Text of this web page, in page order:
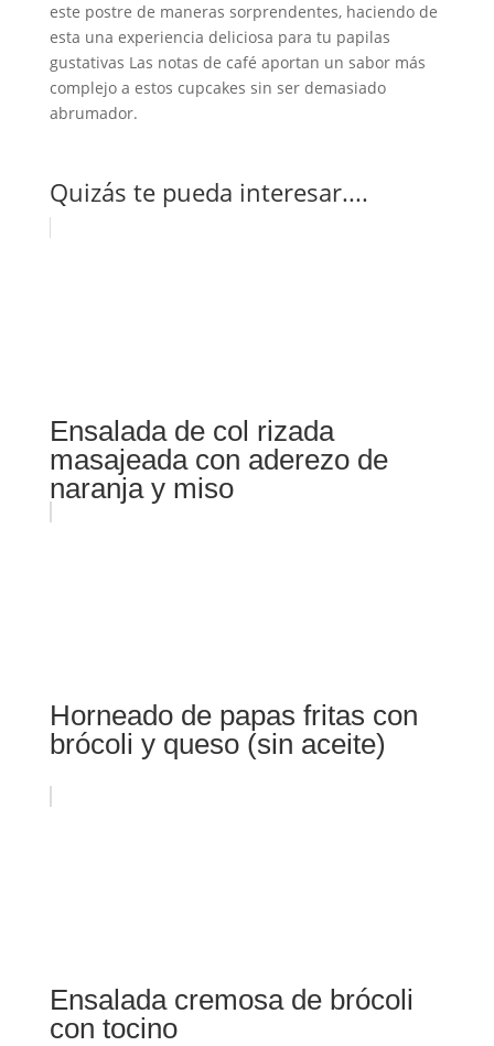
este postre de maneras sorprendentes, haciendo de
esta una experiencia deliciosa para tu papilas
gustativas Las notas de café aportan un sabor más
complejo a estos cupcakes sin ser demasiado
abrumador.
Quizás te pueda interesar....
Ensalada de col rizada
masajeada con aderezo de
naranja y miso
Horneado de papas fritas con
brócoli y queso (sin aceite)
Ensalada cremosa de brócoli
con tocino